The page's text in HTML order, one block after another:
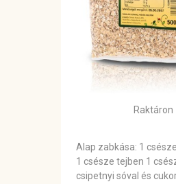
Raktáron
Alap zabkása: 1
1 csésze tejben 1
csipetnyi sóval és